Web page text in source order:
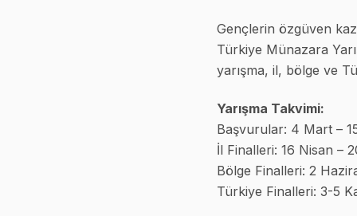
Gençlerin özgüven
Türkiye Münazara
yarışma, il, bölge ve
Yarışma Takvimi:
Başvurular: 4 Mart –
İl Finalleri: 16 Nisan –
Bölge Finalleri: 2
Türkiye Finalleri: 3-5